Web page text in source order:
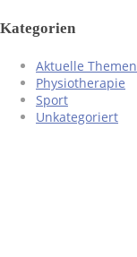
Kategorien
Aktuelle Themen
Physiotherapie
Sport
Unkategoriert